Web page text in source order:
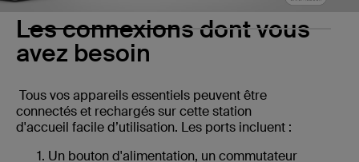
Les connexions dont vous
avez besoin
Tous vos appareils essentiels peuvent être
connectés et rechargés sur cette station
d'accueil facile d’utilisation. Les ports incluent :
Un bouton d'alimentation, un commutateur